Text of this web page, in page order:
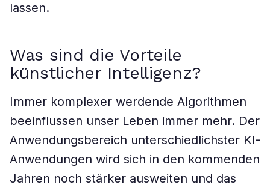
lassen.
Was sind die Vorteile
künstlicher Intelligenz?
Immer komplexer werdende Algorithmen
beeinflussen unser Leben immer mehr. Der
Anwendungsbereich unterschiedlichster KI-
Anwendungen wird sich in den kommenden
Jahren noch stärker ausweiten und das